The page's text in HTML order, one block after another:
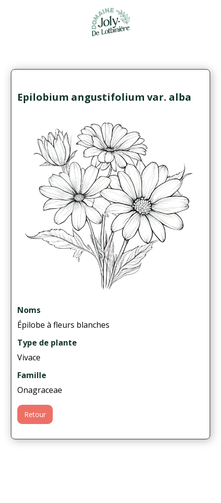
Epilobium angustifolium var. alba
Noms
Épilobe à fleurs blanches
Type de plante
Vivace
Famille
Onagraceae
Retour